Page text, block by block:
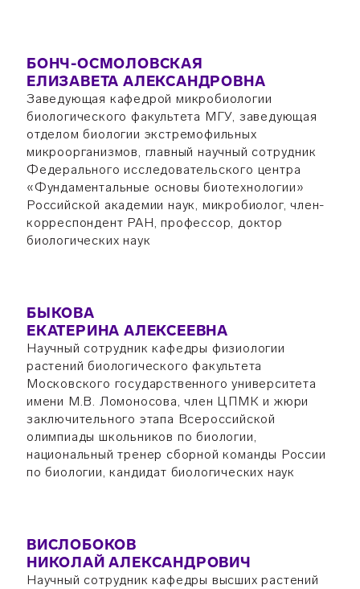
БОНЧ-ОСМОЛОВСКАЯ
ЕЛИЗАВЕТА АЛЕКСАНДРОВНА
Заведующая кафедрой микробиологии
биологического факультета МГУ, заведующая
отделом биологии экстремофильных
микроорганизмов, главный научный сотрудник
Федерального исследовательского центра
«Фундаментальные основы биотехнологии»
Российской академии наук, микробиолог, член-
корреспондент РАН, профессор, доктор
биологических наук
БЫКОВА
ЕКАТЕРИНА АЛЕКСЕЕВНА
Научный сотрудник кафедры физиологии
растений биологического факультета
Московского государственного университета
имени М.В. Ломоносова, член ЦПМК и жюри
заключительного этапа Всероссийской
олимпиады школьников по биологии,
национальный тренер сборной команды России
по биологии, кандидат биологических наук
ВИСЛОБОКОВ
НИКОЛАЙ АЛЕКСАНДРОВИЧ
Научный сотрудник кафедры высших растений